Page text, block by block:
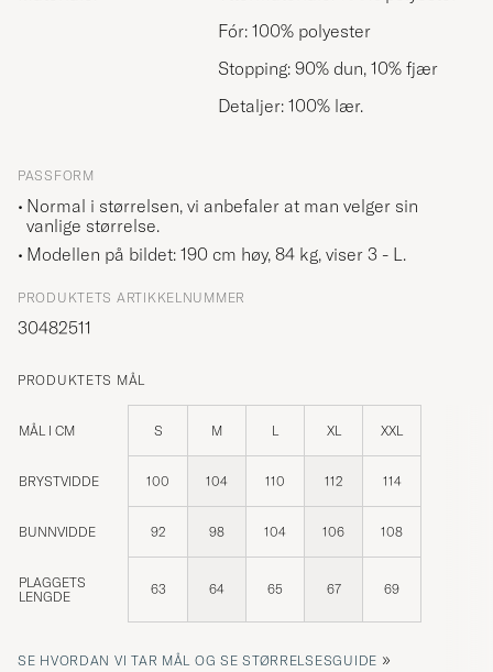
Fór: 100% polyester
Stopping: 90% dun, 10% fjær
Detaljer: 100% lær.
PASSFORM
Normal i størrelsen, vi anbefaler at man velger sin
vanlige størrelse.
Modellen på bildet: 190 cm høy, 84 kg, viser 3 - L.
PRODUKTETS ARTIKKELNUMMER
30482511
PRODUKTETS MÅL
MÅL I CM S M L XL XXL
BRYSTVIDDE 100 104 110 112 114
BUNNVIDDE 92 98 104 106 108
PLAGGETS
LENGDE
63 64 65 67 69
SE HVORDAN VI TAR MÅL OG SE STØRRELSESGUIDE »